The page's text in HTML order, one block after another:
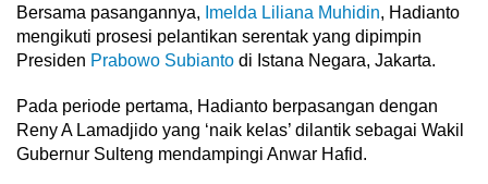
Bersama pasangannya, Imelda Liliana Muhidin, Hadianto
mengikuti prosesi pelantikan serentak yang dipimpin
Presiden Prabowo Subianto di Istana Negara, Jakarta.
Pada periode pertama, Hadianto berpasangan dengan
Reny A Lamadjido yang ‘naik kelas’ dilantik sebagai Wakil
Gubernur Sulteng mendampingi Anwar Hafid.